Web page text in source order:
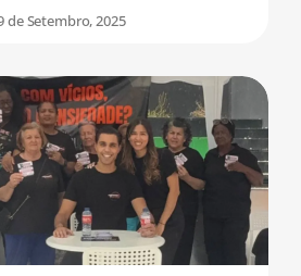
de Setembro, 2025